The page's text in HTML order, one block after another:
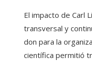
El impacto de Carl
transversal y
don para la
científica permitió